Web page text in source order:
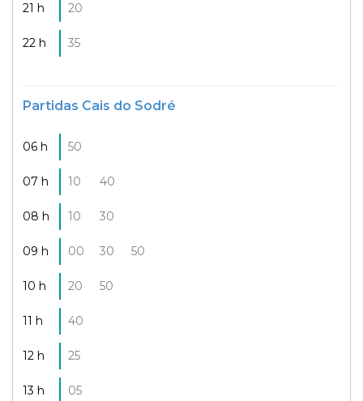
21 h 20
22 h 35
Partidas Cais do Sodré
06 h 50
07 h 10 40
08 h 10 30
09 h 00 30 50
10 h 20 50
11 h 40
12 h 25
13 h 05